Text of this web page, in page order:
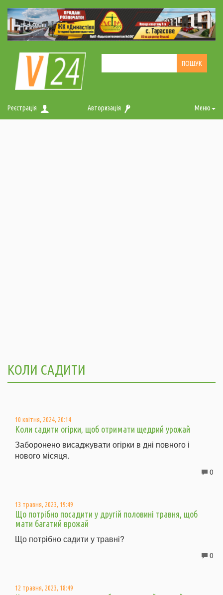
Реєстрація Авторизація Меню
КОЛИ САДИТИ
10 квітня, 2024, 20:14
Коли садити огірки, щоб отримати щедрий урожай
Заборонено висаджувати огірки в дні повного і
нового місяця.
0
13 травня, 2023, 19:49
Що потрібно посадити у другій половині травня, щоб
мати багатий врожай
Що потрібно садити у травні?
0
12 травня, 2023, 18:49